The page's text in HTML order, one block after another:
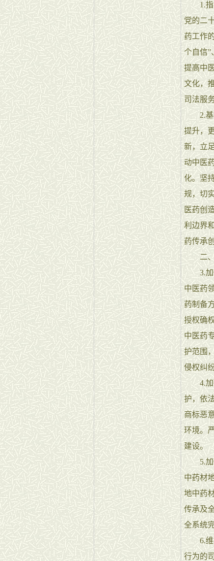
1.指导
党的二
药工作
个自信”
提高中
文化，
司法服
2.基本
提升，
新，立
动中医
化。坚
规，切
医药创
利边界
药传承
二、强
3.加强
中医药
药制备
授权确
中医药
护范围
侵权纠
4.加强
护，依
商标恶
环境。
建设。
5.加强
中药材
地中药
传承及
全系统
6.维护
行为的